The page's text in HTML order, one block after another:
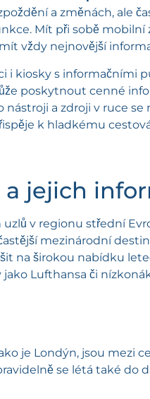
a změnách, ale
Mít při sobě mobilní
vždy nejnovější
i kiosky s informačními
poskytnout cenné
a zdroji v ruce se
k hladkému
jejich
v regionu střední
mezinárodní
na širokou nabídku
Lufthansa či
je Londýn, jsou mezi
se létá také do